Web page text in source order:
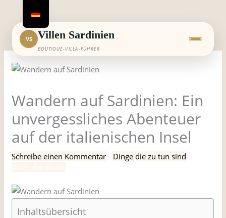
springen
VS Villen Sardinien
BOUTIQUE-VILLA-FÜHRER
Wandern auf Sardinien: Ein
unvergessliches Abenteuer
auf der italienischen Insel
Schreibe einen Kommentar Dinge die zu tun sind
Inhaltsübersicht